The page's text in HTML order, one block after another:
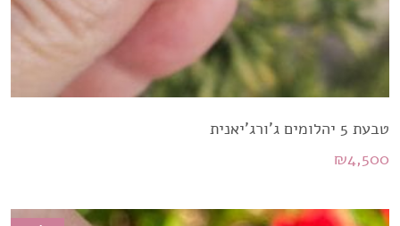
טבעת 5 יהלומים ג'ורג'יאנית
₪4,500